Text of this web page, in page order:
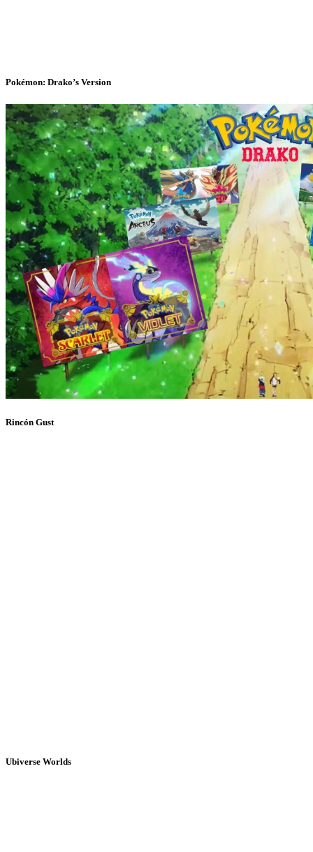
Pokémon: Drako’s Version
Rincón Gust
Ubiverse Worlds